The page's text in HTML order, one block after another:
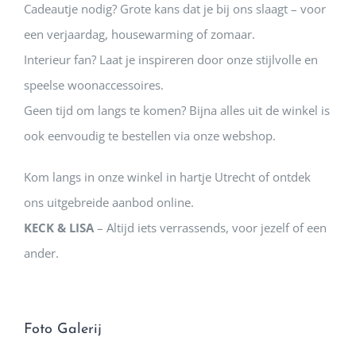
Cadeautje nodig? Grote kans dat je bij ons slaagt – voor
een verjaardag, housewarming of zomaar.
Interieur fan? Laat je inspireren door onze stijlvolle en
speelse woonaccessoires.
Geen tijd om langs te komen? Bijna alles uit de winkel is
ook eenvoudig te bestellen via onze webshop.
Kom langs in onze winkel in hartje Utrecht of ontdek
ons uitgebreide aanbod online.
KECK & LISA– Altijd iets verrassends, voor jezelf of een
ander.
Foto Galerij